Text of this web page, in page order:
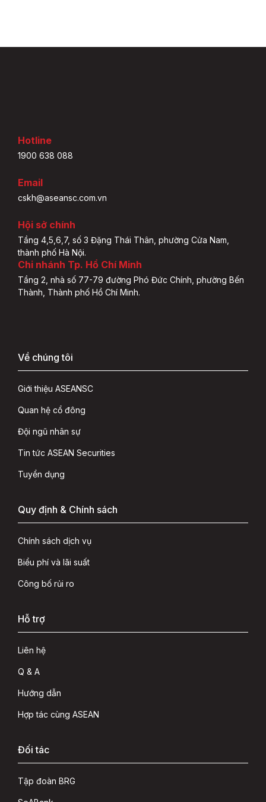
Hotline
1900 638 088
Email
cskh@aseansc.com.vn
Hội sở chính
Tầng 4,5,6,7, số 3 Đặng Thái Thân, phường Cửa Nam,
thành phố Hà Nội.
Chi nhánh Tp. Hồ Chí Minh
Tầng 2, nhà số 77-79 đường Phó Đức Chính, phường Bến
Thành, Thành phố Hồ Chí Minh.
Về chúng tôi
Giới thiệu ASEANSC
Quan hệ cổ đông
Đội ngũ nhân sự
Tin tức ASEAN Securities
Tuyển dụng
Quy định & Chính sách
Chính sách dịch vụ
Biểu phí và lãi suất
Công bố rủi ro
Hỗ trợ
Liên hệ
Q & A
Hướng dẫn
Hợp tác cùng ASEAN
Đối tác
Tập đoàn BRG